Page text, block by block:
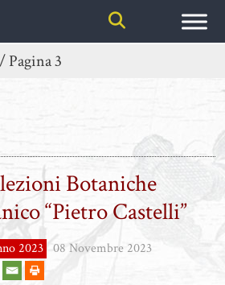
/Pagina 3
Botaniche
“Pietro Castelli”
2023 08 Novembre 2023